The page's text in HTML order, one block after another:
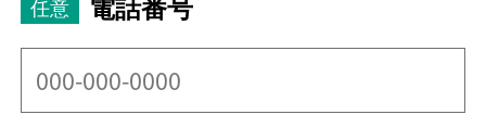
電話番号